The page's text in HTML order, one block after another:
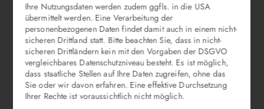
Ihre Nutzungsdaten werden zudem ggfls. in die USA
übermittelt werden. Eine Verarbeitung der
personenbezogenen Daten findet damit auch in einem nicht-
sicheren Drittland statt. Bitte beachten Sie, dass in nicht-
sicheren Drittländern kein mit den Vorgaben der DSGVO
vergleichbares Datenschutzniveau besteht. Es ist möglich,
dass staatliche Stellen auf Ihre Daten zugreifen, ohne das
Sie oder wir davon erfahren. Eine effektive Durchsetzung
Ihrer Rechte ist voraussichtlich nicht möglich.